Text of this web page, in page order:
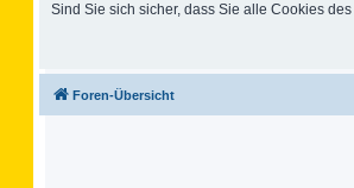
Sind Sie sich sicher, dass Sie alle Cookies
Foren-Übersicht